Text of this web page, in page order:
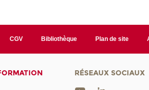
CGV Bibliothèque Plan de site
RÉSEAUX SOCIAUX